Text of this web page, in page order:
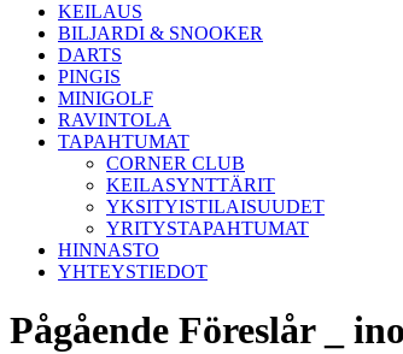
KEILAUS
BILJARDI & SNOOKER
DARTS
PINGIS
MINIGOLF
RAVINTOLA
TAPAHTUMAT
CORNER CLUB
KEILASYNTTÄRIT
YKSITYISTILAISUUDET
YRITYSTAPAHTUMAT
HINNASTO
YHTEYSTIEDOT
Pågående Föreslår _